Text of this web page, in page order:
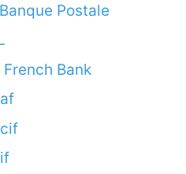
Postale
Bank